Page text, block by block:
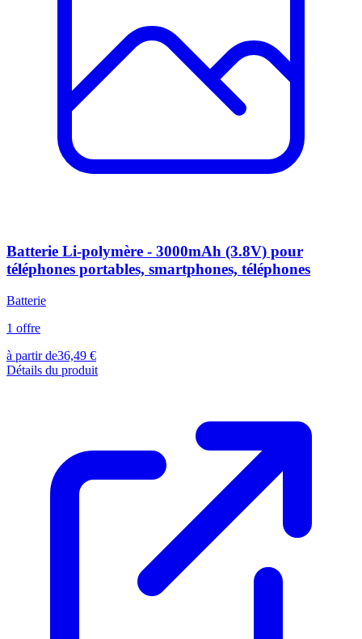
Batterie Li-polymère - 3000mAh (3.8V) pour
téléphones portables, smartphones, téléphones
Batterie
1 offre
à partir de36,49 €
Détails du produit